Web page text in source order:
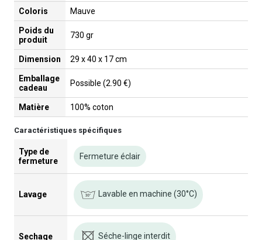
Coloris Mauve
Poids du
produit
730 gr
Dimension 29 x 40 x 17 cm
Emballage
cadeau
Possible (2.90 €)
Matière 100% coton
Caractéristiques spécifiques
Type de
fermeture
Fermeture éclair
Lavage Lavable en machine (30°C)
Sechage Séche-linge interdit